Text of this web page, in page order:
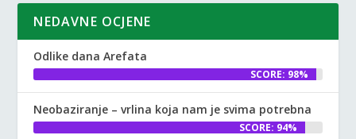
NEDAVNE OCJENE
Odlike dana Arefata
SCORE: 98%
Neobaziranje – vrlina koja nam je svima potrebna
SCORE: 94%